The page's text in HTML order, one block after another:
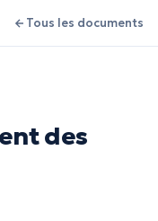
Tous les documents
des